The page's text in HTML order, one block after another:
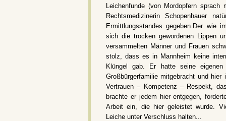
Leichenfunde (von Mordopfern
Rechtsmedizinerin Schopenhauer
Ermittlungsstandes gegeben.Der wie
sich die trocken gewordenen Lippen
versammelten Männer und Frauen
stolz, dass es in Mannheim keine
Klüngel gab. Er hatte seine eigenen
Großbürgerfamilie mitgebracht und
Vertrauen – Kompetenz – Respekt,
brachte er jedem hier entgegen,
Arbeit ein, die hier geleistet wurde.
Leiche unter Verschluss halten...